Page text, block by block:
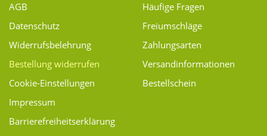
AGB
Datenschutz
Widerrufsbelehrung
Bestellung widerrufen
Cookie-Einstellungen
Impressum
Barrierefreiheitserklärung
Häufige Fragen
Freiumschläge
Zahlungsarten
Versand­informationen
Bestellschein